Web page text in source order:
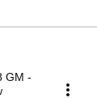
GM -